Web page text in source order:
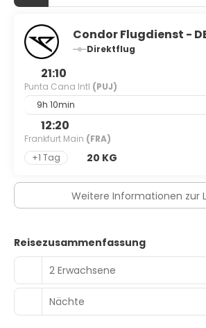
Condor Flugdienst -
Direktflug
21:10
Punta Cana Intl (PUJ)
9h 10min
12:20
Frankfurt Main (FRA)
+1 Tag
20 KG
Weitere Informationen zur
Reisezusammenfassung
2 Erwachsene
Nächte